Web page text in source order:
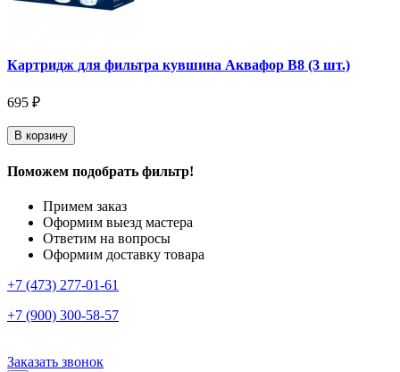
Картридж для фильтра кувшина Аквафор В8 (3 шт.)
695 ₽
В корзину
Поможем подобрать фильтр!
Примем заказ
Оформим выезд мастера
Ответим на вопросы
Оформим доставку товара
+7 (473) 277-01-61
+7 (900) 300-58-57
Заказать звонок